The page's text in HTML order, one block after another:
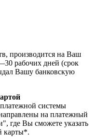
производится на Ваш
рабочих дней (срок
Вашу банковскую
системы
на платежный
где Вы сможете указать
карты*.